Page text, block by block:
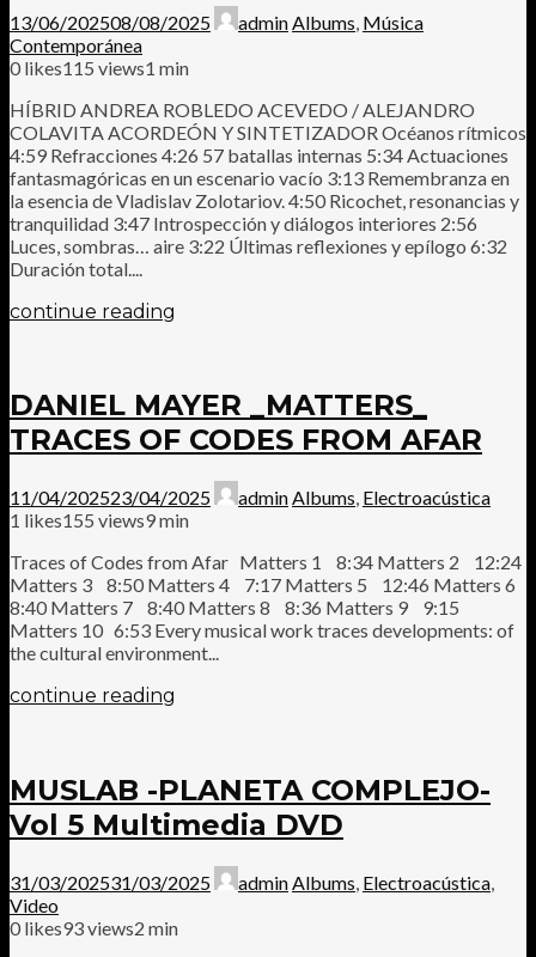
13/06/202508/08/2025 admin Albums Música
Contemporánea
0 likes115 views1 min
HÍBRID ANDREA ROBLEDO ACEVEDO / ALEJANDRO
COLAVITA ACORDEÓN Y SINTETIZADOR Océanos rítmicos
4:59 Refracciones 4:26 57 batallas internas 5:34 Actuaciones
fantasmagóricas en un escenario vacío 3:13 Remembranza en
la esencia de Vladislav Zolotariov. 4:50 Ricochet, resonancias y
tranquilidad 3:47 Introspección y diálogos interiores 2:56
Luces, sombras… aire 3:22 Últimas reflexiones y epílogo 6:32
Duración total....
continue reading
DANIEL MAYER _MATTERS_
TRACES OF CODES FROM AFAR
11/04/202523/04/2025 adminAlbums, Electroacústica
1 likes155 views9 min
Traces of Codes from Afar Matters 1 8:34 Matters 2 12:24
Matters 3 8:50 Matters 4 7:17 Matters 5 12:46 Matters 6
8:40 Matters 7 8:40 Matters 8 8:36 Matters 9 9:15
Matters 10 6:53 Every musical work traces developments: of
the cultural environment...
continue reading
MUSLAB -PLANETA COMPLEJO-
Vol 5 Multimedia DVD
31/03/202531/03/2025 adminAlbums, Electroacústica,
Video
0 likes93 views2 min